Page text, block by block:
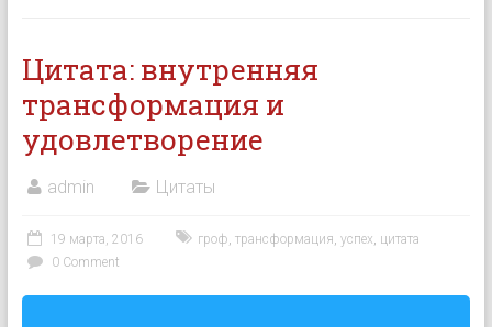
Цитата: внутренняя
трансформация и
удовлетворение
admin Цитаты
19 марта, 2016 гроф, трансформация, успех, цитата
0 Comment